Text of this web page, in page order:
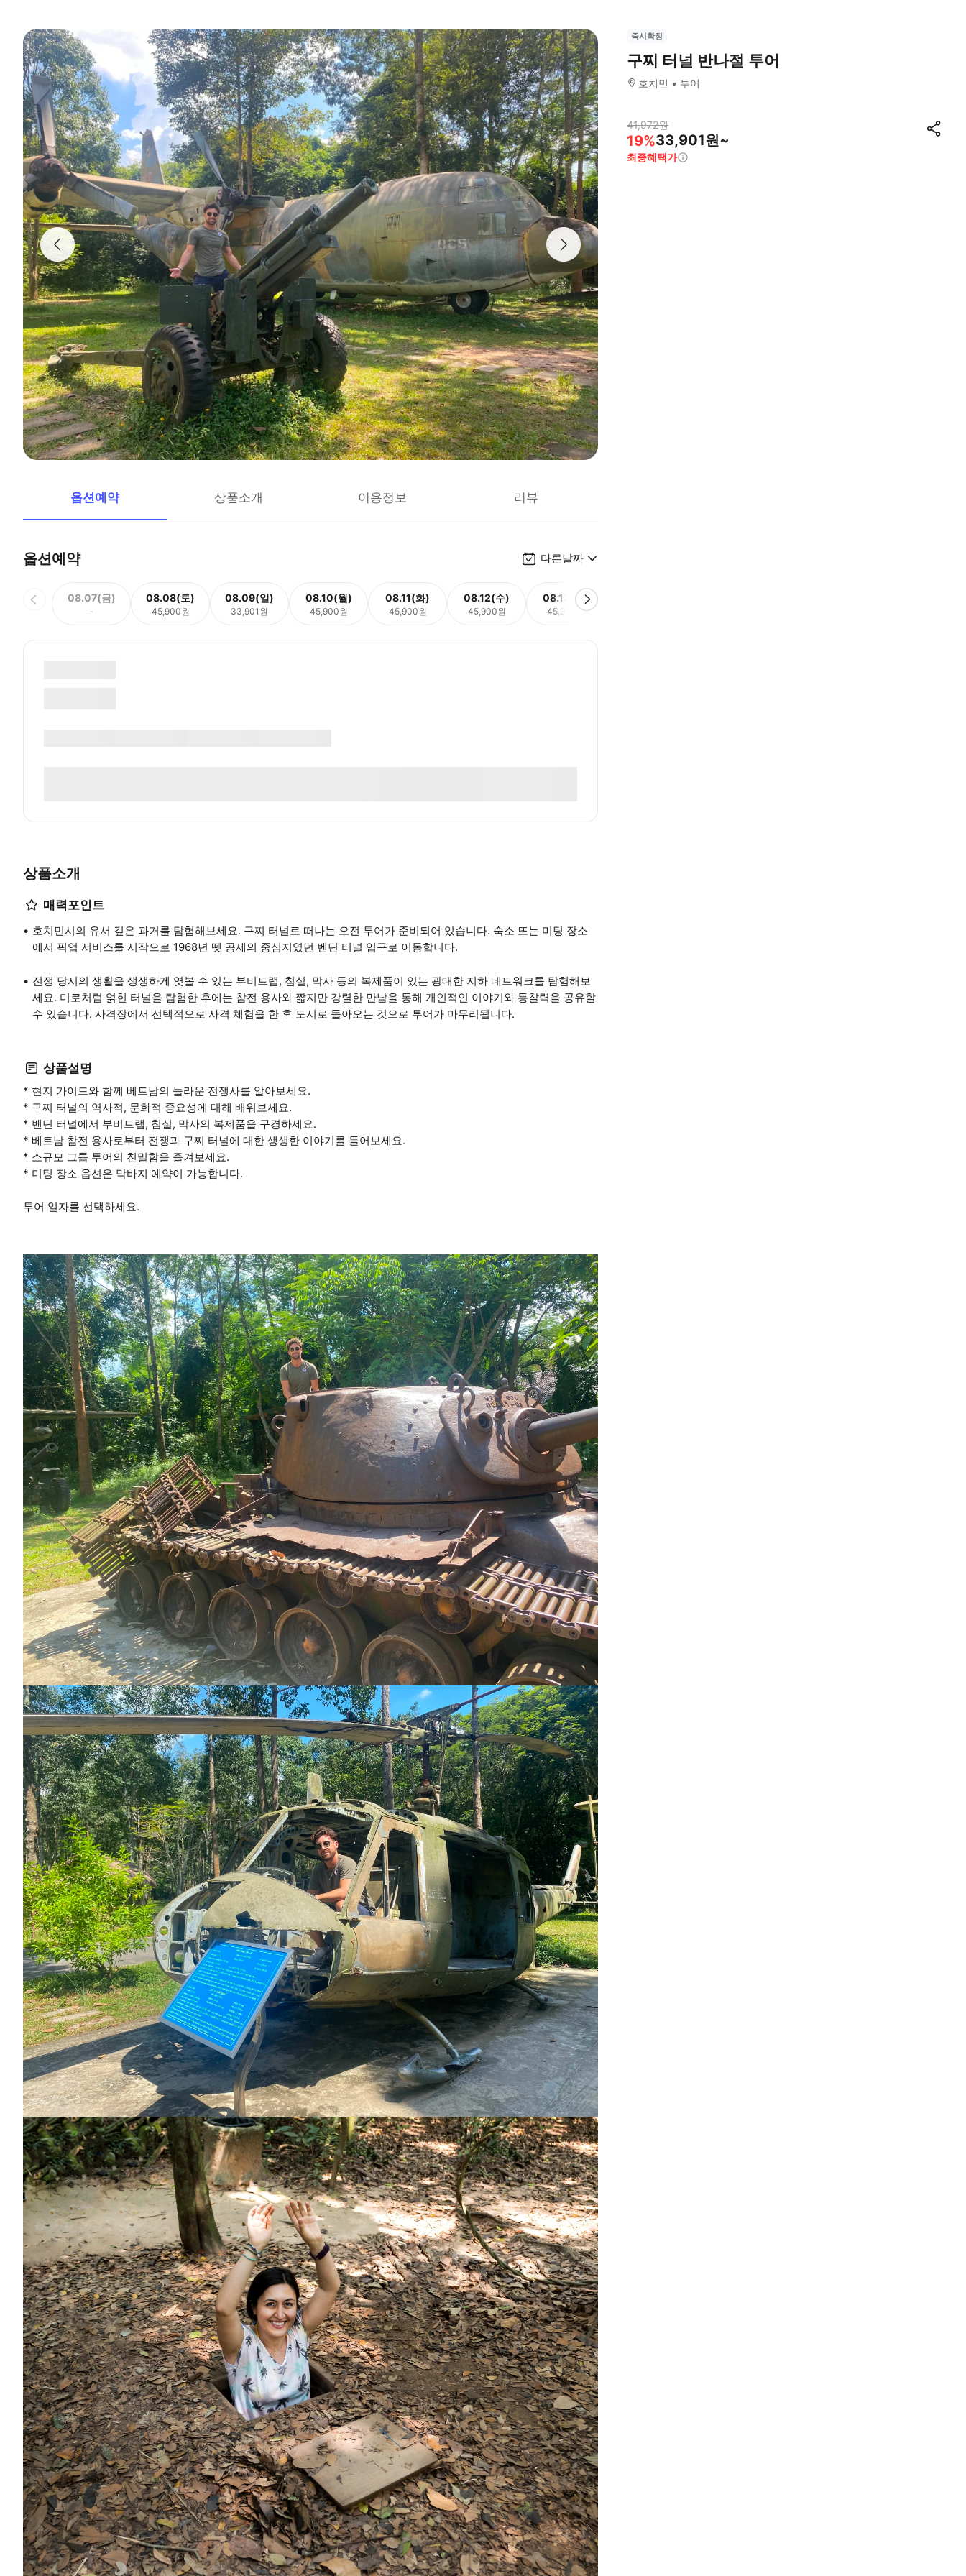
옵션예약 상품소개 이용정보 리뷰
옵션예약 다른날짜
08.07(금)
-
08.08(토)
45,900원
08.09(일)
33,901원
08.10(월)
45,900원
08.11(화)
45,900원
08.12(수)
45,900원
08.13(목)
45,900원
상품소개
매력포인트
호치민시의 유서 깊은 과거를 탐험해보세요. 구찌 터널로 떠나는 오전 투어가 준비되어 있습니다. 숙소 또는 미팅 장소
에서 픽업 서비스를 시작으로 1968년 뗏 공세의 중심지였던 벤딘 터널 입구로 이동합니다.
전쟁 당시의 생활을 생생하게 엿볼 수 있는 부비트랩, 침실, 막사 등의 복제품이 있는 광대한 지하 네트워크를 탐험해보
세요. 미로처럼 얽힌 터널을 탐험한 후에는 참전 용사와 짧지만 강렬한 만남을 통해 개인적인 이야기와 통찰력을 공유할
수 있습니다. 사격장에서 선택적으로 사격 체험을 한 후 도시로 돌아오는 것으로 투어가 마무리됩니다.
상품설명
* 현지 가이드와 함께 베트남의 놀라운 전쟁사를 알아보세요.
* 구찌 터널의 역사적, 문화적 중요성에 대해 배워보세요.
* 벤딘 터널에서 부비트랩, 침실, 막사의 복제품을 구경하세요.
* 베트남 참전 용사로부터 전쟁과 구찌 터널에 대한 생생한 이야기를 들어보세요.
* 소규모 그룹 투어의 친밀함을 즐겨보세요.
* 미팅 장소 옵션은 막바지 예약이 가능합니다.
투어 일자를 선택하세요.
즉시확정
구찌 터널 반나절 투어
호치민 투어
41,972원
19%33,901원~
최종혜택가